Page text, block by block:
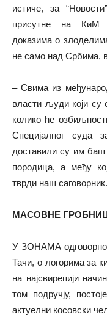
истиче, за
присутне на КиМ
доказима о
не само над Србима,
– Свима из
власти људи који су
колико ће
Специјалног суда
доставили су им баш
породица, а међу
тврди наш саговорник.
МАСОВНЕ
У ЗОНАМА
Тачи, о логорима за
на најсвирепији
том подручју,
актуелни косовски